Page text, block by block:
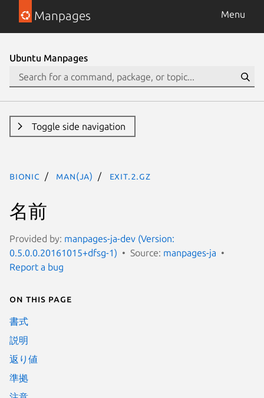
Manpages Menu
Ubuntu Manpages
Toggle side navigation
bionic man(ja) exit.2.gz
名前
Provided by: manpages-ja-dev (Version:
0.5.0.0.20161015+dfsg-1)
Source: manpages-ja
Report a bug
On this page
書式
説明
返り値
準拠